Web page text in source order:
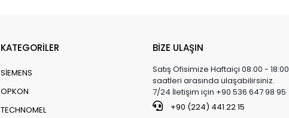
KATEGORİLER
SİEMENS
OPKON
TECHNOMEL
BİZE ULAŞIN
Satış Ofisimize Haftaiçi 08:00 - 18:00
saatleri arasında ulaşabilirsiniz.
7/24 İletişim için +90 536 647 98 95
+90 (224) 441 22 15